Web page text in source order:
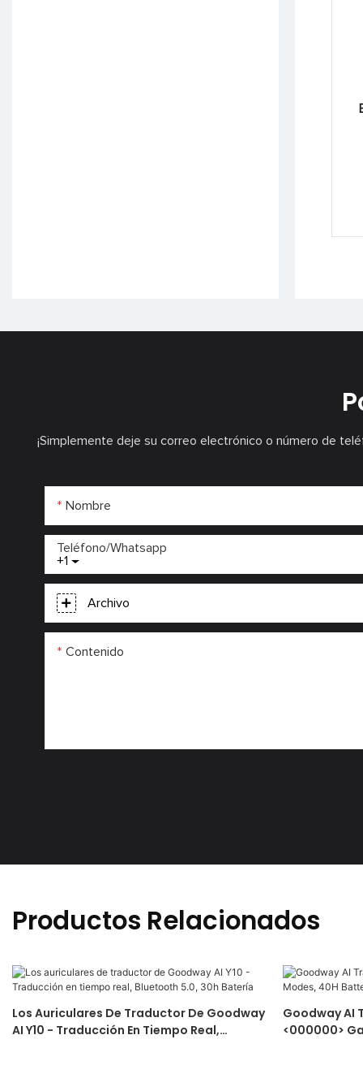
¡Simplemente deje su correo electrónico o número de
Nombre
+1
Teléfono/whatsapp
Archivo
Contenido
Productos Relacionados
Los Auriculares De Traductor De Goodway
AI Y10 - Traducción En Tiempo Real,
Goodway AI
<000000>